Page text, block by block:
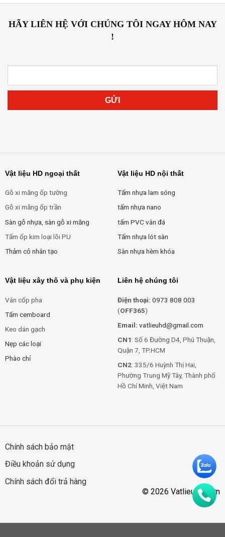
HÃY LIÊN HỆ VỚI CHÚNG TÔI NGAY HÔM NAY
!
Vật liệu HD ngoại thất
Gỗ xi măng ốp tường
Gỗ xi măng ốp trần
Sàn gỗ nhựa, sàn gỗ xi măng
Tấm ốp kim loại lõi PU
Thảm cỏ nhân tạo
Vật liệu HD nội thất
Tấm nhựa lam sóng
tấm nhựa nano
tấm PVC vân đá
Tấm nhựa lót sàn
Sàn nhựa hèm khóa
Vật liệu xây thô và phụ kiện
Ván cốp pha
Tấm cemboard
Keo dán gạch
Nẹp các loại
Phào chỉ
Liên hệ chúng tôi
Điện thoại: 0973 808 003
(OFF365)
Email: vatlieuhd@gmail.com
CN1: Số 6 Đường D4, Phú Thuận,
Quận 7, TP.HCM
CN2: 335/6 Huỳnh Thị Hai,
Phường Trung Mỹ Tây, Thành phố
Hồ Chí Minh, Việt Nam
Chính sách bảo mật
Điều khoản sử dụng
Chính sách đổi trả hàng
© 2026 Vatlieuhd.com